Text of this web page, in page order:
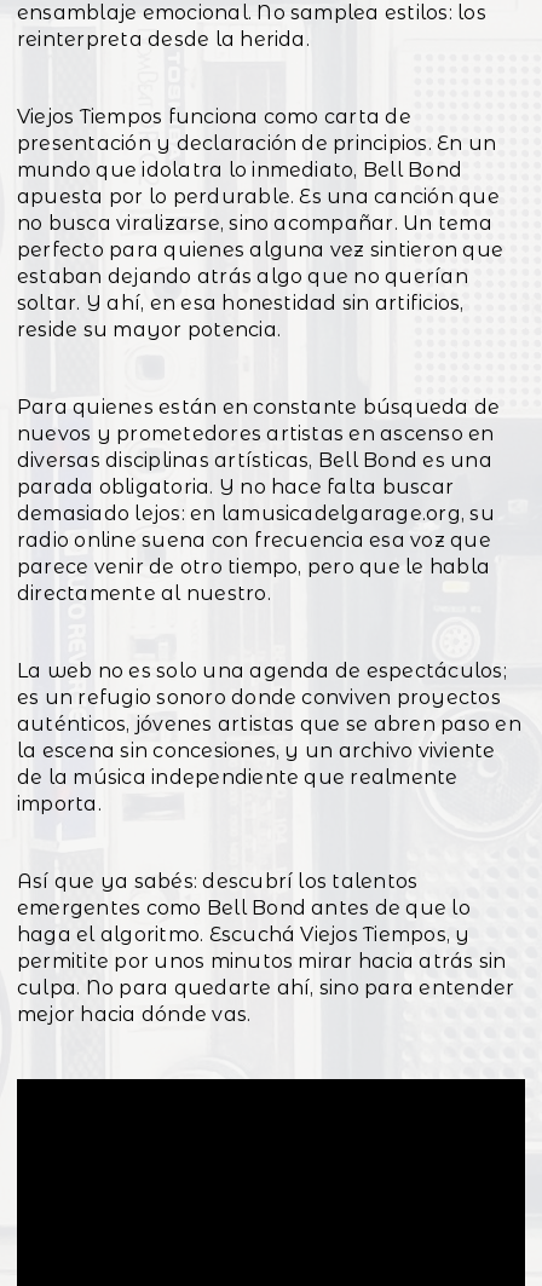
ensamblaje emocional. No samplea estilos: los
reinterpreta desde la herida.
Viejos Tiempos funciona como carta de
presentación y declaración de principios. En un
mundo que idolatra lo inmediato, Bell Bond
apuesta por lo perdurable. Es una canción que
no busca viralizarse, sino acompañar. Un tema
perfecto para quienes alguna vez sintieron que
estaban dejando atrás algo que no querían
soltar. Y ahí, en esa honestidad sin artificios,
reside su mayor potencia.
Para quienes están en constante búsqueda de
nuevos y prometedores artistas en ascenso en
diversas disciplinas artísticas, Bell Bond es una
parada obligatoria. Y no hace falta buscar
demasiado lejos: en lamusicadelgarage.org, su
radio online suena con frecuencia esa voz que
parece venir de otro tiempo, pero que le habla
directamente al nuestro.
La web no es solo una agenda de espectáculos;
es un refugio sonoro donde conviven proyectos
auténticos, jóvenes artistas que se abren paso en
la escena sin concesiones, y un archivo viviente
de la música independiente que realmente
importa.
Así que ya sabés: descubrí los talentos
emergentes como Bell Bond antes de que lo
haga el algoritmo. Escuchá Viejos Tiempos, y
permitite por unos minutos mirar hacia atrás sin
culpa. No para quedarte ahí, sino para entender
mejor hacia dónde vas.